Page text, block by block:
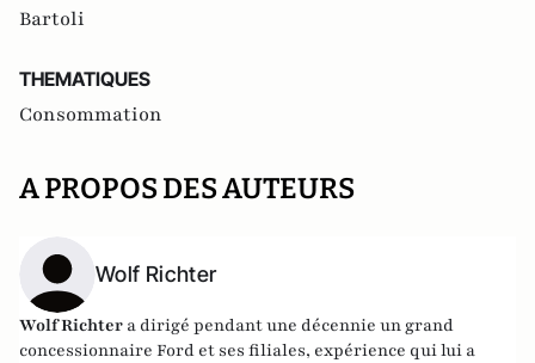
Bartoli
THEMATIQUES
Consommation
A PROPOS DES AUTEURS
Wolf Richter
Wolf Richter a dirigé pendant une décennie un grand
concessionnaire Ford et ses filiales, expérience qui lui a